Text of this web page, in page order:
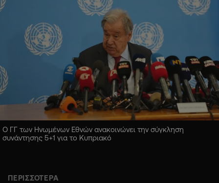
Ο ΓΓ των Ηνωμένων Εθνών ανακοινώνει την σύγκληση
συνάντησης 5+1 για το Κυπριακό
ΠΕΡΙΣΣΟΤΕΡΑ